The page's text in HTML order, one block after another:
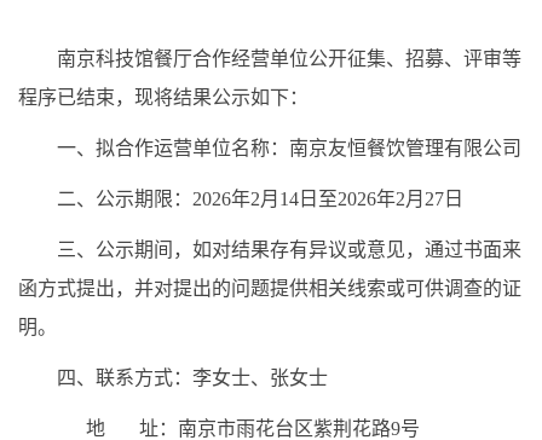
南京科技馆餐厅合作经营单位公开征集、招募、评审等
程序已结束，现将结果公示如下：
一、拟合作运营单位名称：南京友恒餐饮管理有限公司
二、公示期限：2026年2月14日至2026年2月27日
三、公示期间，如对结果存有异议或意见，通过书面来
函方式提出，并对提出的问题提供相关线索或可供调查的证
明。
四、联系方式：李女士、张女士
地 址：南京市雨花台区紫荆花路9号